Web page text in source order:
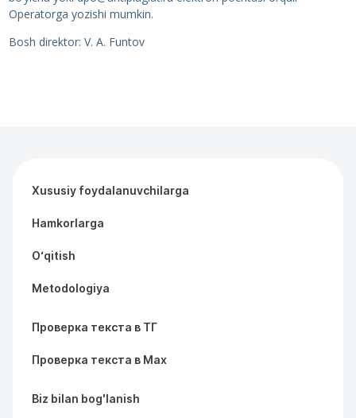
Operatorga yozishi mumkin.
Bosh direktor: V. A. Funtov
Xususiy foydalanuvchilarga
Hamkorlarga
O‘qitish
Metodologiya
Проверка текста в ТГ
Проверка текста в Max
Biz bilan bog'lanish